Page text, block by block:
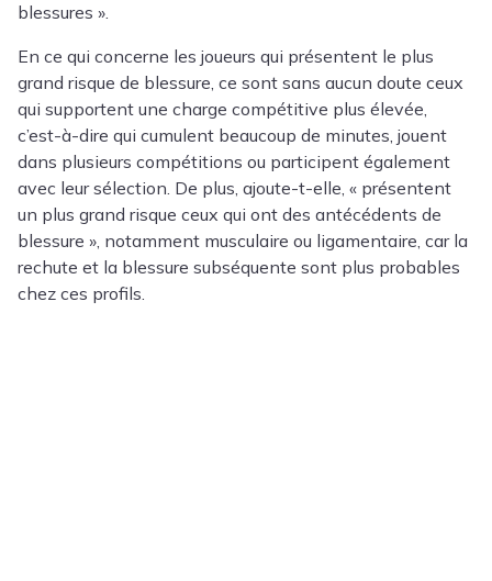
blessures ».
En ce qui concerne les joueurs qui présentent le plus
grand risque de blessure, ce sont sans aucun doute ceux
qui supportent une charge compétitive plus élevée,
c’est-à-dire qui cumulent beaucoup de minutes, jouent
dans plusieurs compétitions ou participent également
avec leur sélection. De plus, ajoute-t-elle, « présentent
un plus grand risque ceux qui ont des antécédents de
blessure », notamment musculaire ou ligamentaire, car la
rechute et la blessure subséquente sont plus probables
chez ces profils.